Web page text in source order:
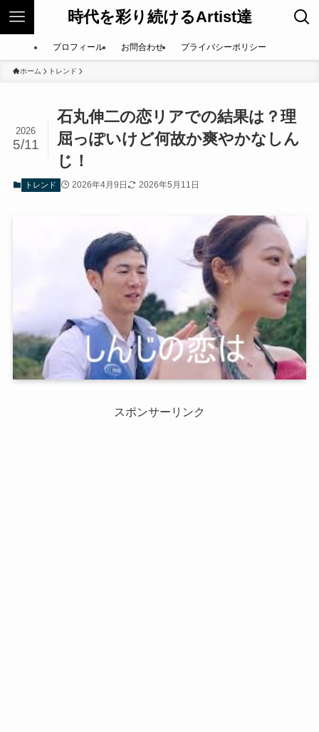
時代を彩り続けるArtist達
プロフィール お問合わせ プライバシーポリシー
ホーム トレンド
石丸伸二の恋リアでの結果は？理
屈っぽいけど何故か爽やかなしん
じ！
2026
5/11
トレンド 2026年4月9日 2026年5月11日
スポンサーリンク